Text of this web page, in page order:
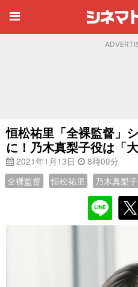
恒松祐里「全裸監督」
に！乃木真梨子役は「
2021年1月13日
8時00分
全裸監督
恒松祐里 乃木真梨子